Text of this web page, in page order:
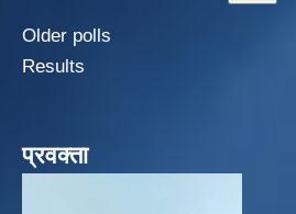
Older polls
Results
प्रवक्ता